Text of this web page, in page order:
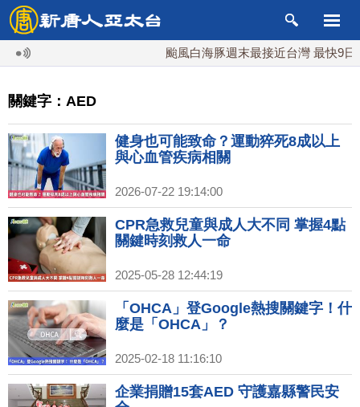
颱風白海豚週末最接近台灣 最快9日可
關鍵字：AED
健身也可能致命？運動猝死8成以上
與心血管疾病相關
2026-07-22 19:14:00
CPR急救兒童與成人大不同 掌握4點
關鍵時刻救人一命
2025-05-28 12:44:19
「OHCA」登Google熱搜關鍵字！什
麼是「OHCA」？
2025-02-18 11:16:10
企業捐贈15套AED 守護嘉縣警民安